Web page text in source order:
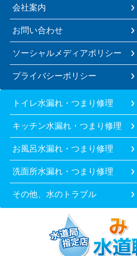
会社案内
お問い合わせ
ソーシャルメディアポリシー
プライバシーポリシー
トイレ水漏れ・つまり修理
キッチン水漏れ・つまり修理
お風呂水漏れ・つまり修理
洗面所水漏れ・つまり修理
その他、水のトラブル